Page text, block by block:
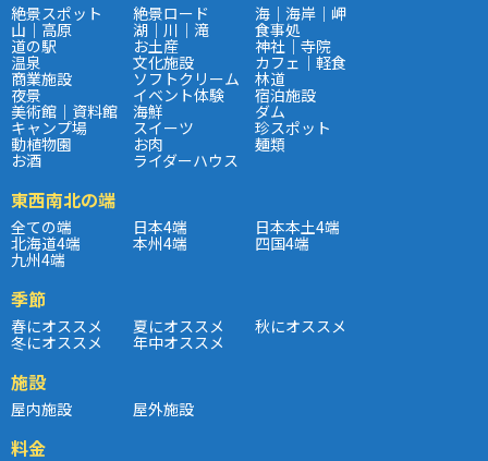
絶景スポット 絶景ロード 海｜海岸｜岬
山｜高原 湖｜川｜滝 食事処
道の駅 お土産 神社｜寺院
温泉 文化施設 カフェ｜軽食
商業施設 ソフトクリーム 林道
夜景 イベント体験 宿泊施設
美術館｜資料館 海鮮 ダム
キャンプ場 スイーツ 珍スポット
動植物園 お肉 麺類
お酒 ライダーハウス
東西南北の端
全ての端 日本4端 日本本土4端
北海道4端 本州4端 四国4端
九州4端
季節
春にオススメ 夏にオススメ 秋にオススメ
冬にオススメ 年中オススメ
施設
屋内施設 屋外施設
料金